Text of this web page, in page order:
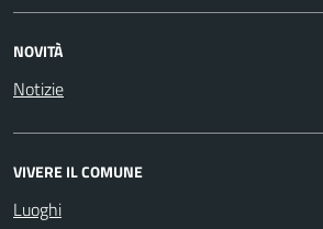
NOVITÀ
Notizie
VIVERE IL COMUNE
Luoghi